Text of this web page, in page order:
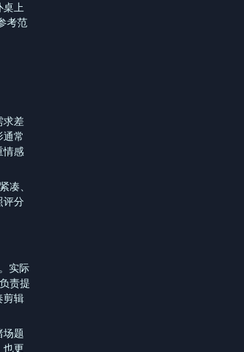
桌上
考范
求差
常
情感
凑、
评分
实际
责提
剪辑
场题
也更